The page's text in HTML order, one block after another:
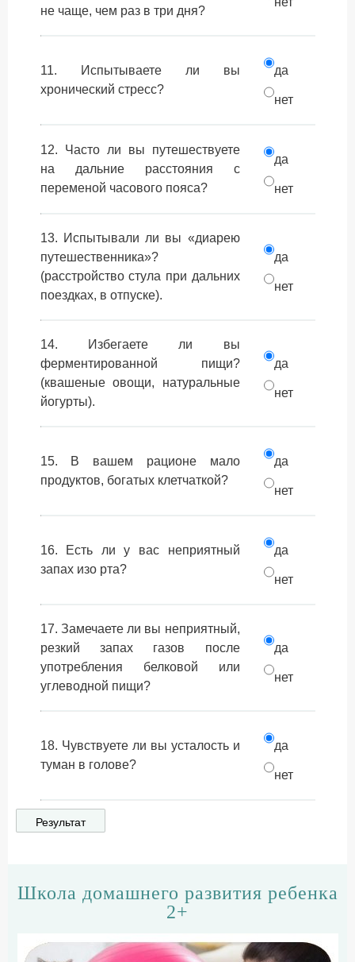
не чаще, чем раз в три дня?
11. Испытываете ли вы
хронический стресс?
да
нет
12. Часто ли вы путешествуете
на дальние расстояния с
переменой часового пояса?
да
нет
13. Испытывали ли вы «диарею
путешественника»?
(расстройство стула при дальних
поездках, в отпуске).
да
нет
14. Избегаете ли вы
ферментированной пищи?
(квашеные овощи, натуральные
йогурты).
да
нет
15. В вашем рационе мало
продуктов, богатых клетчаткой?
да
нет
16. Есть ли у вас неприятный
запах изо рта?
да
нет
17. Замечаете ли вы неприятный,
резкий запах газов после
употребления белковой или
углеводной пищи?
да
нет
18. Чувствуете ли вы усталость и
туман в голове?
да
нет
Школа домашнего развития ребенка
2+